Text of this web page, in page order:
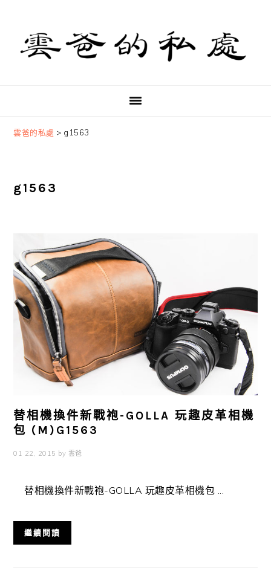
primary
navigation
content
primary
sidebar
雲爸的私處 > g1563
g1563
替相機換件新戰袍-GOLLA 玩趣皮革相機
包 (M)G1563
01 22, 2015 by 雲爸
替相機換件新戰袍-GOLLA 玩趣皮革相機包 ...
繼續閱讀